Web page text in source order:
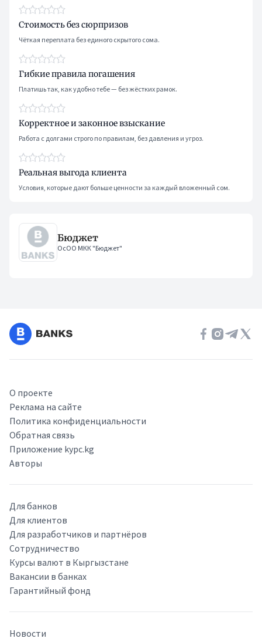
Стоимость без сюрпризов
Чёткая переплата без единого скрытого сома.
Гибкие правила погашения
Платишь так, как удобно тебе — без жёстких рамок.
Корректное и законное взыскание
Работа с долгами строго по правилам, без давления и угроз.
Реальная выгода клиента
Условия, которые дают больше ценности за каждый вложенный сом.
Бюджет
ОсОО МКК "Бюджет"
О проекте
Реклама на сайте
Политика конфиденциальности
Обратная связь
Приложение kypc.kg
Авторы
Для банков
Для клиентов
Для разработчиков и партнёров
Сотрудничество
Курсы валют в Кыргызстане
Вакансии в банках
Гарантийный фонд
Новости